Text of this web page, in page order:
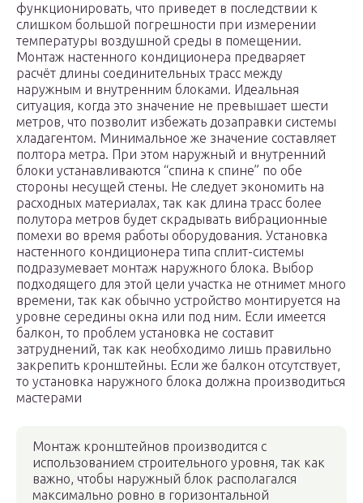
функционировать, что приведет в последствии к
слишком большой погрешности при измерении
температуры воздушной среды в помещении.
Монтаж настенного кондиционера предваряет
расчёт длины соединительных трасс между
наружным и внутренним блоками. Идеальная
ситуация, когда это значение не превышает шести
метров, что позволит избежать дозаправки системы
хладагентом. Минимальное же значение составляет
полтора метра. При этом наружный и внутренний
блоки устанавливаются “спина к спине” по обе
стороны несущей стены. Не следует экономить на
расходных материалах, так как длина трасс более
полутора метров будет скрадывать вибрационные
помехи во время работы оборудования. Установка
настенного кондиционера типа сплит-системы
подразумевает монтаж наружного блока. Выбор
подходящего для этой цели участка не отнимет много
времени, так как обычно устройство монтируется на
уровне середины окна или под ним. Если имеется
балкон, то проблем установка не составит
затруднений, так как необходимо лишь правильно
закрепить кронштейны. Если же балкон отсутствует,
то установка наружного блока должна производиться
мастерами
Монтаж кронштейнов производится с
использованием строительного уровня, так как
важно, чтобы наружный блок располагался
максимально ровно в горизонтальной